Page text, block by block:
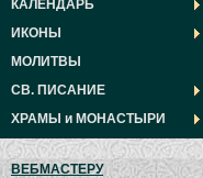
КАЛЕНДАРЬ
ИКОНЫ
МОЛИТВЫ
СВ. ПИСАНИЕ
ХРАМЫ и МОНАСТЫРИ
ВЕБМАСТЕРУ